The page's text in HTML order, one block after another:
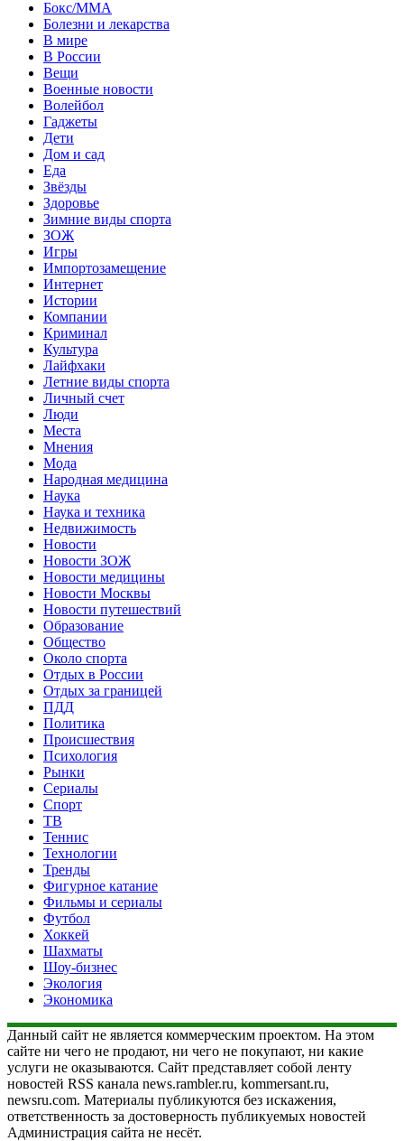
Бокс/MMA
Болезни и лекарства
В мире
В России
Вещи
Военные новости
Волейбол
Гаджеты
Дети
Дом и сад
Еда
Звёзды
Здоровье
Зимние виды спорта
ЗОЖ
Игры
Импортозамещение
Интернет
Истории
Компании
Криминал
Культура
Лайфхаки
Летние виды спорта
Личный счет
Люди
Места
Мнения
Мода
Народная медицина
Наука
Наука и техника
Недвижимость
Новости
Новости ЗОЖ
Новости медицины
Новости Москвы
Новости путешествий
Образование
Общество
Около спорта
Отдых в России
Отдых за границей
ПДД
Политика
Происшествия
Психология
Рынки
Сериалы
Спорт
ТВ
Теннис
Технологии
Тренды
Фигурное катание
Фильмы и сериалы
Футбол
Хоккей
Шахматы
Шоу-бизнес
Экология
Экономика
Данный сайт не является коммерческим проектом. На этом
сайте ни чего не продают, ни чего не покупают, ни какие
услуги не оказываются. Сайт представляет собой ленту
новостей RSS канала news.rambler.ru, kommersant.ru,
newsru.com. Материалы публикуются без искажения,
ответственность за достоверность публикуемых новостей
Администрация сайта не несёт.